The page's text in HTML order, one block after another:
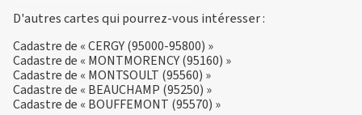
D'autres cartes qui pourrez-vous intéresser :
Cadastre de « CERGY (95000-95800) »
Cadastre de « MONTMORENCY (95160) »
Cadastre de « MONTSOULT (95560) »
Cadastre de « BEAUCHAMP (95250) »
Cadastre de « BOUFFEMONT (95570) »